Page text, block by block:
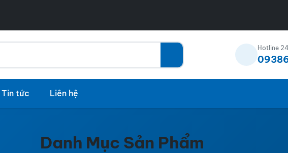
Hotline
Tin tức Liên hệ
Danh Mục Sản Phẩm